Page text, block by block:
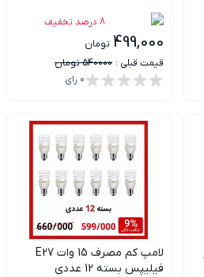
8 درصد تخفیف
499,000 تومان
قیمت قبلی : 540000تومان
0 رای
لامپ کم مصرف 15 وات E27
فیلیپس بسته 12 عددی